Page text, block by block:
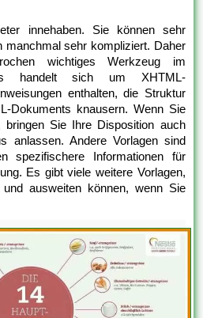
innehaben. Sie können sehr
manchmal sehr kompliziert. Daher
wichtiges Werkzeug im
handelt sich um XHTML-
enthalten, die Struktur
Dokuments knausern. Wenn Sie
bringen Sie Ihre Disposition auch
anlassen. Andere Vorlagen sind
spezifischere Informationen für
Es gibt viele weitere Vorlagen,
ausweiten können, wenn Sie